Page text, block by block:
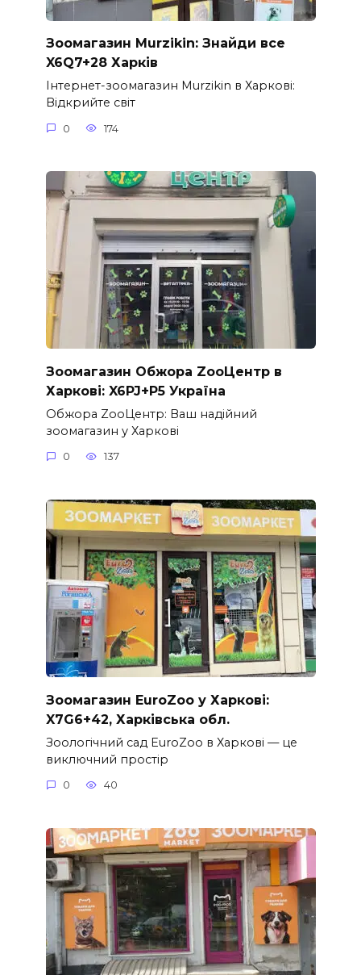
Зоомагазин Murzikin: Знайди все
X6Q7+28 Харків
Інтернет-зоомагазин Murzikin в Харкові:
Відкрийте світ
0 174
Зоомагазин Обжора ZooЦентр в
Харкові: X6PJ+P5 Україна
Обжора ZooЦентр: Ваш надійний
зоомагазин у Харкові
0 137
Зоомагазин EuroZoo у Харкові:
X7G6+42, Харківська обл.
Зоологічний сад EuroZoo в Харкові — це
виключний простір
0 40